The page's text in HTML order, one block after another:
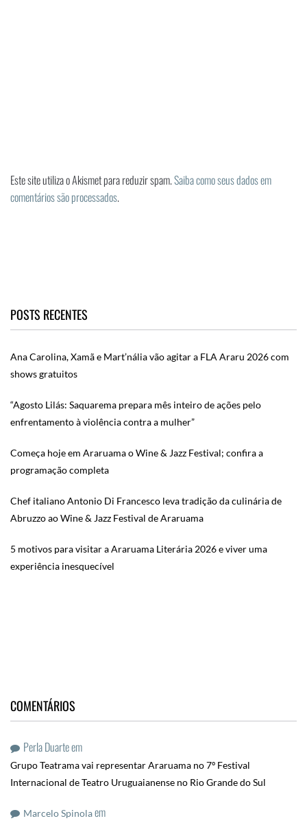
Este site utiliza o Akismet para reduzir spam.Saiba como seus dados em
comentários são processados.
POSTS RECENTES
Ana Carolina, Xamã e Mart’nália vão agitar a FLA Araru 2026 com
shows gratuitos
“Agosto Lilás: Saquarema prepara mês inteiro de ações pelo
enfrentamento à violência contra a mulher”
Começa hoje em Araruama o Wine & Jazz Festival; confira a
programação completa
Chef italiano Antonio Di Francesco leva tradição da culinária de
Abruzzo ao Wine & Jazz Festival de Araruama
5 motivos para visitar a Araruama Literária 2026 e viver uma
experiência inesquecível
COMENTÁRIOS
Perla Duarteem
Grupo Teatrama vai representar Araruama no 7º Festival
Internacional de Teatro Uruguaianense no Rio Grande do Sul
Marcelo Spinolaem